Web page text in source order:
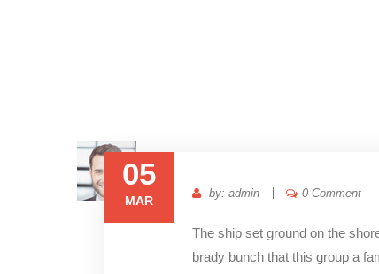
05
MAR
by: admin 0 Comment
The ship set ground on the
brady bunch that this group a